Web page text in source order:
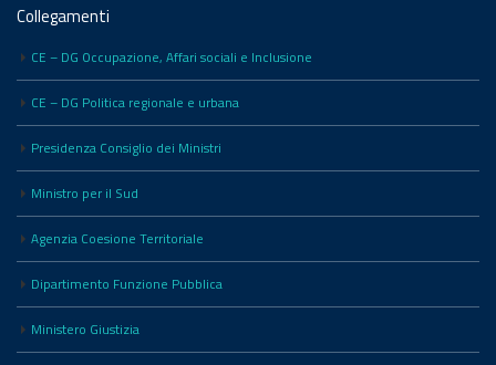
Collegamenti
CE – DG Occupazione, Affari sociali e Inclusione
CE – DG Politica regionale e urbana
Presidenza Consiglio dei Ministri
Ministro per il Sud
Agenzia Coesione Territoriale
Dipartimento Funzione Pubblica
Ministero Giustizia